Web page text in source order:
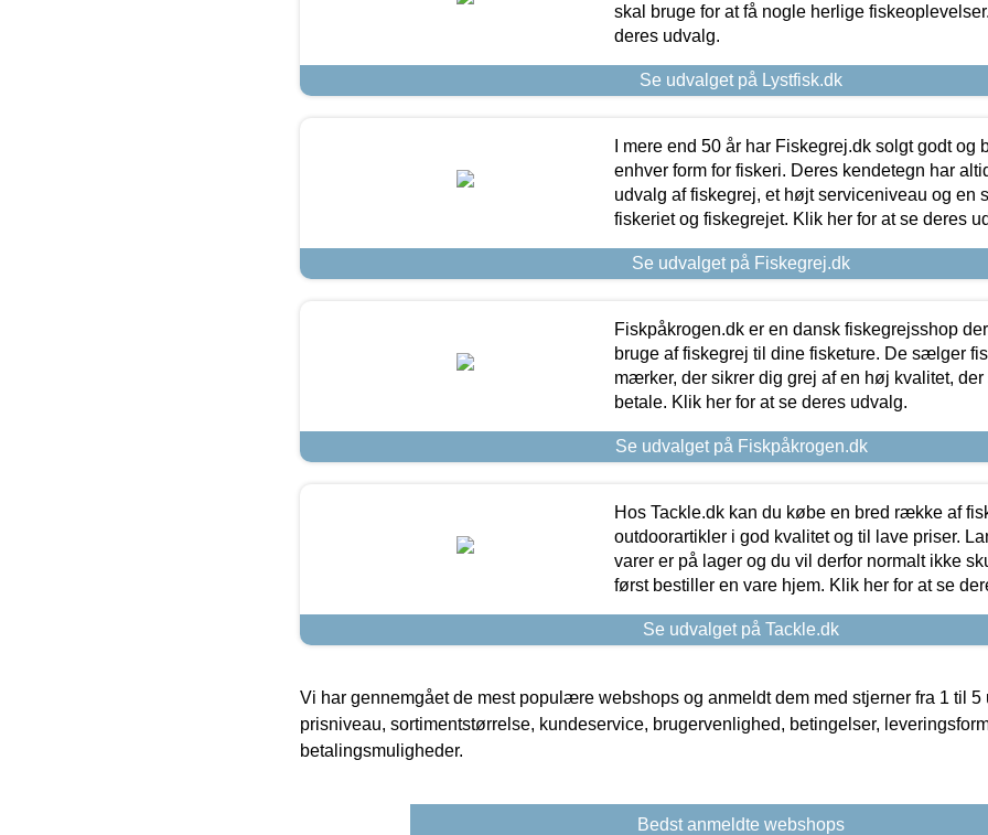
skal bruge for at få nogle herlige
deres udvalg.
Se udvalget på Lystfisk.dk
I mere end 50 år har Fiskegrej.dk solgt godt og
enhver form for fiskeri. Deres kendetegn har
udvalg af fiskegrej, et højt serviceniveau og en
fiskeriet og fiskegrejet. Klik her for at se deres
Se udvalget på Fiskegrej.dk
Fiskpåkrogen.dk er en dansk fiskegrejsshop
bruge af fiskegrej til dine fisketure. De sælger
mærker, der sikrer dig grej af en høj kvalitet, der
betale. Klik her for at se deres udvalg.
Se udvalget på Fiskpåkrogen.dk
Hos Tackle.dk kan du købe en bred række af
outdoorartikler i god kvalitet og til lave priser.
varer er på lager og du vil derfor normalt ikke
først bestiller en vare hjem. Klik her for at se
Se udvalget på Tackle.dk
Vi har gennemgået de mest populære webshops og anmeldt dem med stjerner fra 1 til 5
prisniveau, sortimentstørrelse, kundeservice, brugervenlighed, betingelser,
betalingsmuligheder.
Bedst anmeldte webshops